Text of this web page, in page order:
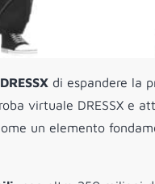
DRESSX di espandere la
virtuale DRESSX e
un elemento